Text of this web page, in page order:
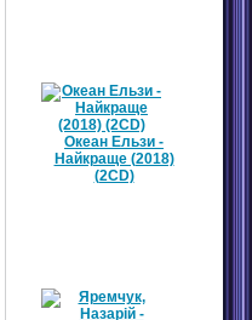
Океан Ельзи -
Найкраще (2018)
(2CD)